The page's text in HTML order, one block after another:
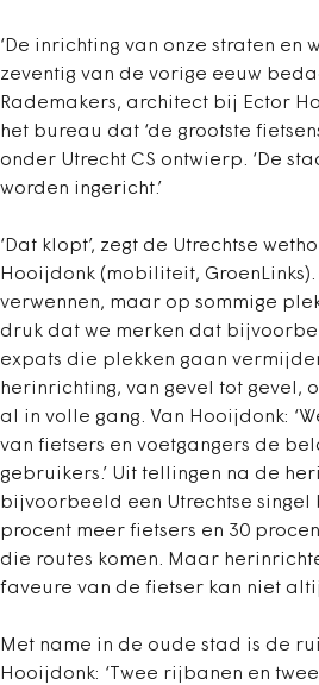
‘De inrichting van onze straten en
zeventig van de vorige eeuw
Rademakers, architect bij Ector
het bureau dat ‘de grootste
onder Utrecht CS ontwierp. ‘De
worden ingericht.’
‘Dat klopt’, zegt de Utrechtse
Hooijdonk (mobiliteit, GroenLinks).
verwennen, maar op sommige
druk dat we merken dat
expats die plekken gaan
herinrichting, van gevel tot gevel,
al in volle gang. Van Hooijdonk:
van fietsers en voetgangers de
gebruikers.’ Uit tellingen na de
bijvoorbeeld een Utrechtse
procent meer fietsers en 30
die routes komen. Maar
faveure van de fietser kan niet
Met name in de oude stad is de
Hooijdonk: ‘Twee rijbanen en